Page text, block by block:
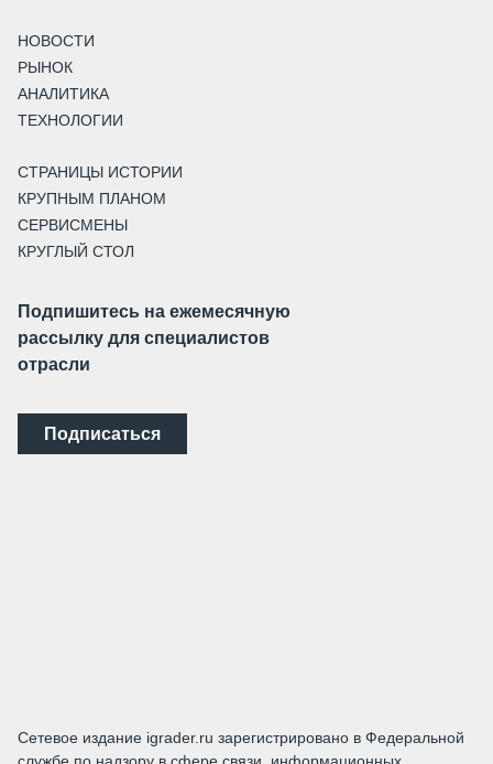
НОВОСТИ
РЫНОК
АНАЛИТИКА
ТЕХНОЛОГИИ
СТРАНИЦЫ ИСТОРИИ
КРУПНЫМ ПЛАНОМ
СЕРВИСМЕНЫ
КРУГЛЫЙ СТОЛ
Подпишитесь на ежемесячную
рассылку для специалистов
отрасли
Подписаться
Сетевое издание igrader.ru зарегистрировано в Федеральной